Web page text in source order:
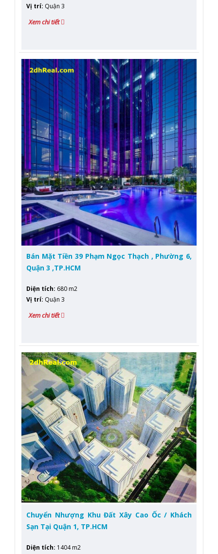
Vị trí: Quận 3
Xem chi tiết
Bán Mặt Tiền 39 Phạm Ngọc Thạch , Phường 6,
Quận 3 ,TP.HCM
Diện tích: 680 m2
Vị trí: Quận 3
Xem chi tiết
Chuyển Nhượng Khu Đất Xây Cao Ốc / Khách
Sạn Tại Quận 1, TP.HCM
Diện tích: 1404 m2